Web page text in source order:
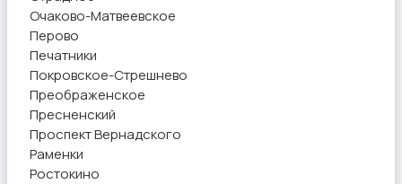
Очаково-Матвеевское
Перово
Печатники
Покровское-Стрешнево
Преображенское
Пресненский
Проспект Вернадского
Раменки
Ростокино